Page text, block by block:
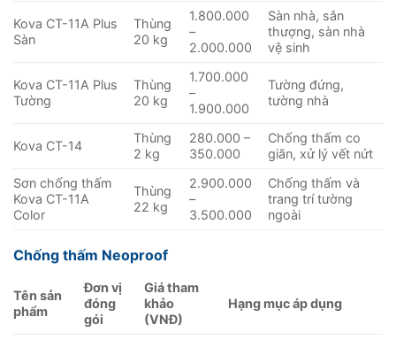
Kova CT-11A Plus
Sàn
Thùng
20 kg
1.800.000
–
2.000.000
Sàn nhà, sân
thượng, sàn nhà
vệ sinh
Kova CT-11A Plus
Tường
Thùng
20 kg
1.700.000
–
1.900.000
Tường đứng,
tường nhà
Kova CT-14
Thùng
2 kg
280.000 –
350.000
Chống thấm co
giãn, xử lý vết nứt
Sơn chống thấm
Kova CT-11A
Color
Thùng
22 kg
2.900.000
–
3.500.000
Chống thấm và
trang trí tường
ngoài
Chống thấm Neoproof
Tên sản
phẩm
Đơn vị
đóng
gói
Giá tham
khảo
(VNĐ)
Hạng mục áp dụng